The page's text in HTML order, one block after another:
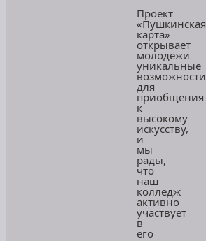
Проект
«Пушкинская
карта»
открывает
молодёжи
уникальные
возможности
для
приобщения
к
высокому
искусству,
и
мы
рады,
что
наш
колледж
активно
участвует
в
его